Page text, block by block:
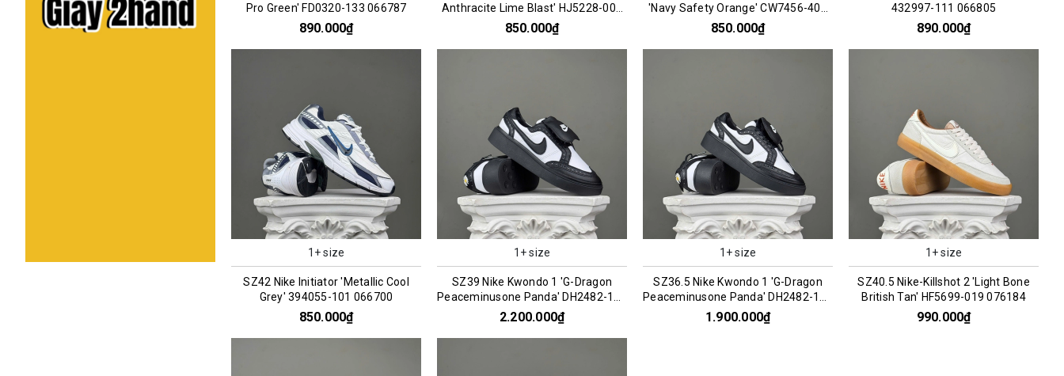
Pro Green' FD0320-133 066787
890.000₫
Anthracite Lime Blast' HJ5228-005
076200
850.000₫
'Navy Safety Orange' CW7456-402
066297
850.000₫
432997-111 066805
890.000₫
1+ size
SZ42 Nike Initiator 'Metallic Cool
Grey' 394055-101 066700
850.000₫
1+ size
SZ39 Nike Kwondo 1 'G-Dragon
Peaceminusone Panda' DH2482-101
066957
2.200.000₫
1+ size
SZ36.5 Nike Kwondo 1 'G-Dragon
Peaceminusone Panda' DH2482-101
066956
1.900.000₫
1+ size
SZ40.5 Nike-Killshot 2 'Light Bone
British Tan' HF5699-019 076184
990.000₫